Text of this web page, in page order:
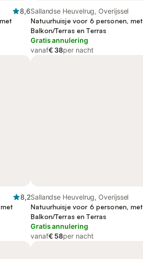
8,6Sallandse Heuvelrug, Overijssel
Natuurhuisje voor 6 personen, met
Balkon/Terras en Terras
Gratis annulering
vanaf€ 38per nacht
8,2Sallandse Heuvelrug, Overijssel
Natuurhuisje voor 6 personen, met
Balkon/Terras en Terras
Gratis annulering
vanaf€ 58per nacht